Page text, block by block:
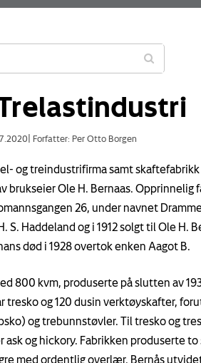
Forfatter: Per Otto Borgen
og treindustrifirma samt skaftefabrikk
brukseier Ole H. Bernaas. Opprinnelig
26, under navnet
S. Haddeland og i 1912 solgt til Ole H.
død i 1928 overtok enken Aagot B.
800 kvm, produserte på slutten av
tresko og 120 dusin verktøyskafter,
og trebunnstøvler. Til tresko og
og hickory. Fabrikken produserte to
med ordentlig overlær. Bernås